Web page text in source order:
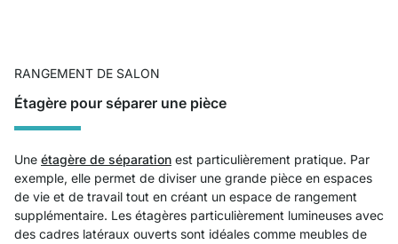
RANGEMENT DE SALON
Étagère pour séparer une pièce
Une étagère de séparation est particulièrement pratique. Par
exemple, elle permet de diviser une grande pièce en espaces
de vie et de travail tout en créant un espace de rangement
supplémentaire. Les étagères particulièrement lumineuses avec
des cadres latéraux ouverts sont idéales comme meubles de